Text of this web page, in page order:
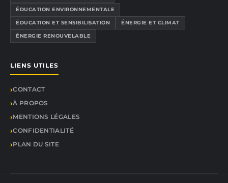
ÉDUCATION ENVIRONNEMENTALE
ÉDUCATION ET SENSIBILISATION
ÉNERGIE ET CLIMAT
ÉNERGIE RENOUVELABLE
LIENS UTILES
CONTACT
À PROPOS
MENTIONS LÉGALES
CONFIDENTIALITÉ
PLAN DU SITE